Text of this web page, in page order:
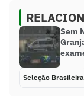
Sem
Seleção Brasileira